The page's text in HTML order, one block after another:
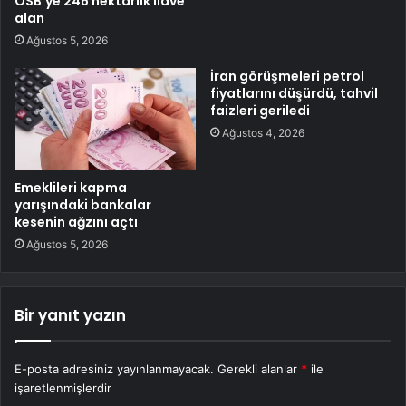
alan
Ağustos 5, 2026
Emeklileri kapma
yarışındaki bankalar
kesenin ağzını açtı
Ağustos 5, 2026
İran görüşmeleri petrol
fiyatlarını düşürdü, tahvil
faizleri geriledi
Ağustos 4, 2026
Bir yanıt yazın
E-posta adresiniz yayınlanmayacak. Gerekli alanlar * ile
işaretlenmişlerdir